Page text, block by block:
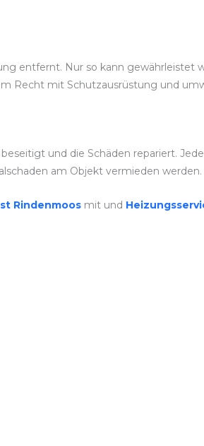
entfernt. Nur so kann gewährleistet
Recht mit Schutzausrüstung und
und die Schäden repariert.
am Objekt vermieden werden.
Rindenmoos mit und